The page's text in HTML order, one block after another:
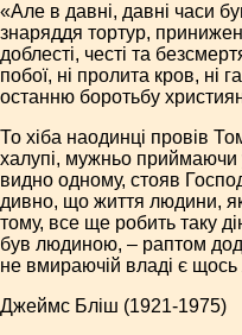
«Але в давні, давні часи
знаряддя тортур,
доблесті, честі та
побої, ні пролита кров, ні
останню боротьбу
То хіба наодинці провів
халупі, мужньо приймаючи
видно одному, стояв
дивно, що життя людини,
тому, все ще робить таку
був людиною, – раптом
не вмираючій владі є
Джеймс Бліш (1921-1975)